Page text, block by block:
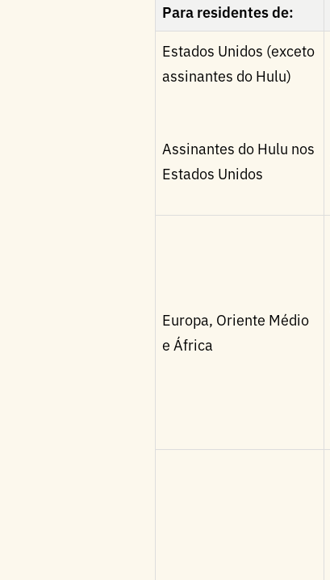
Para residentes de:
Estados Unidos (exceto
assinantes do Hulu)
Assinantes do Hulu nos
Estados Unidos
Europa, Oriente Médio
e África